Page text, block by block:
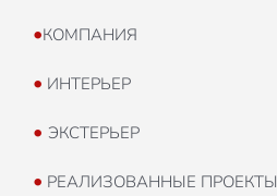
•КОМПАНИЯ
• ИНТЕРЬЕР
• ЭКСТЕРЬЕР
• РЕАЛИЗОВАННЫЕ ПРОЕКТЫ